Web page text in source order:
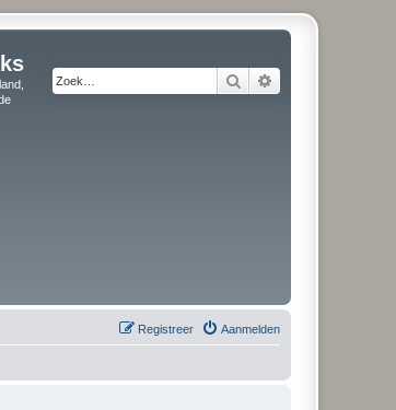
Zoek
Aanmelden
Registreer